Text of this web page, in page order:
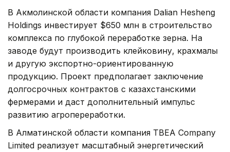
В Акмолинской области компания Dalian Hesheng
Holdings инвестирует $650 млн в строительство
комплекса по глубокой переработке зерна. На
заводе будут производить клейковину, крахмалы
и другую экспортно-ориентированную
продукцию. Проект предполагает заключение
долгосрочных контрактов с казахстанскими
фермерами и даст дополнительный импульс
развитию агропереработки.
В Алматинской области компания TBEA Company
Limited реализует масштабный энергетический